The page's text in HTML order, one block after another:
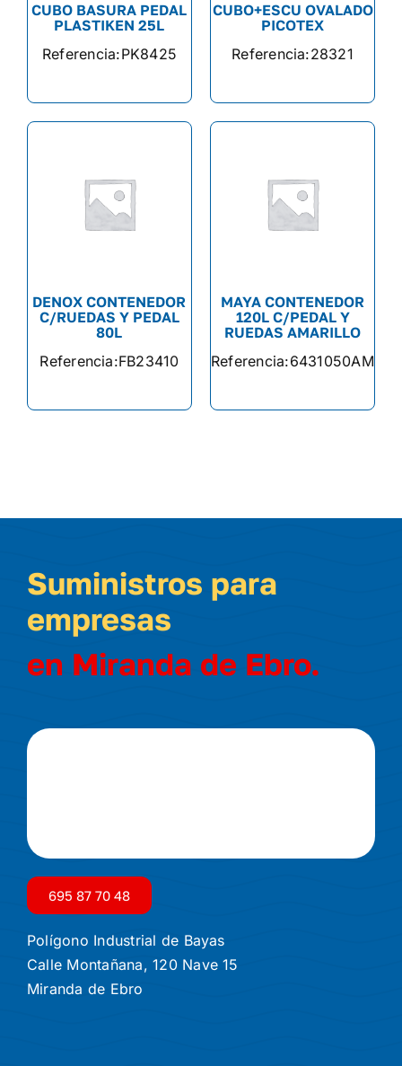
CUBO BASURA PEDAL
PLASTIKEN 25L
Referencia:PK8425
CUBO+ESCU OVALADO
PICOTEX
Referencia:28321
DENOX CONTENEDOR
C/RUEDAS Y PEDAL
80L
Referencia:FB23410
MAYA CONTENEDOR
120L C/PEDAL Y
RUEDAS AMARILLO
Referencia:6431050AMA
Suministros para
empresas
en Miranda de Ebro.
695 87 70 48
Polígono Industrial de Bayas
Calle Montañana, 120 Nave 15
Miranda de Ebro